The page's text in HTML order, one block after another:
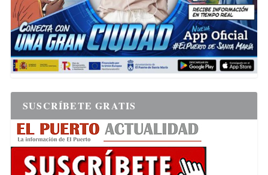
SUSCRÍBETE GRATIS